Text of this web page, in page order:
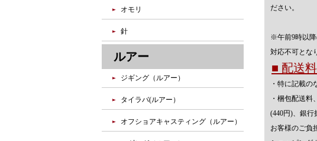
ださい。
※午前9時以降
対応不可とな
■ 配送料
・特に記載の
・梱包配送
(440円)、銀
お客様のご負
オモリ
針
ルアー
ジギング（ルアー）
タイラバ(ルアー）
オフショアキャスティング（ルアー）